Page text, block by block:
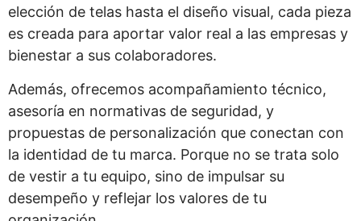
elección de telas hasta el diseño visual, cada pieza
es creada para aportar valor real a las empresas y
bienestar a sus colaboradores.
Además, ofrecemos acompañamiento técnico,
asesoría en normativas de seguridad, y
propuestas de personalización que conectan con
la identidad de tu marca. Porque no se trata solo
de vestir a tu equipo, sino de impulsar su
desempeño y reflejar los valores de tu